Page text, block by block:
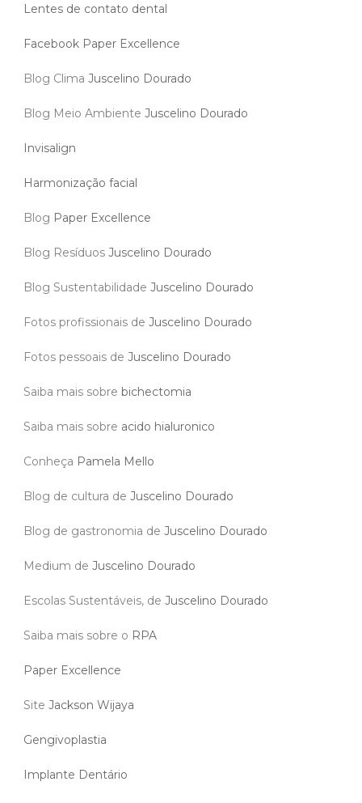
Lentes de contato dental
Facebook Paper Excellence
Blog Clima Juscelino Dourado
Blog Meio Ambiente Juscelino Dourado
Invisalign
Harmonização facial
Blog Paper Excellence
Blog Resíduos Juscelino Dourado
Blog Sustentabilidade Juscelino Dourado
Fotos profissionais de Juscelino Dourado
Fotos pessoais de Juscelino Dourado
Saiba mais sobre bichectomia
Saiba mais sobre acido hialuronico
Conheça Pamela Mello
Blog de cultura de Juscelino Dourado
Blog de gastronomia de Juscelino Dourado
Medium de Juscelino Dourado
Escolas Sustentáveis, de Juscelino Dourado
Saiba mais sobre o RPA
Paper Excellence
Site Jackson Wijaya
Gengivoplastia
Implante Dentário